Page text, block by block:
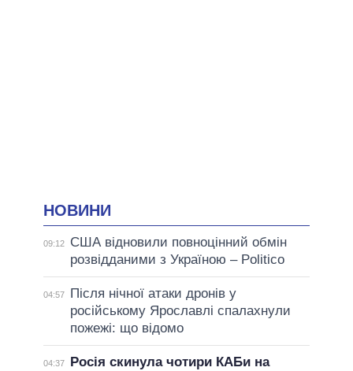
НОВИНИ
09:12
США відновили повноцінний обмін
розвідданими з Україною – Politico
04:57
Після нічної атаки дронів у
російському Ярославлі спалахнули
пожежі: що відомо
04:37
Росія скинула чотири КАБи на